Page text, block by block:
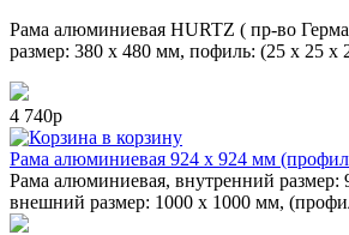
Рама алюминиевая HURTZ ( пр-во
размер: 380 х 480 мм, пофиль: (25 х 25 х
4 740р
в корзину
Рама алюминиевая 924 х 924 мм
Рама алюминиевая, внутренний размер:
внешний размер: 1000 х 1000 мм,